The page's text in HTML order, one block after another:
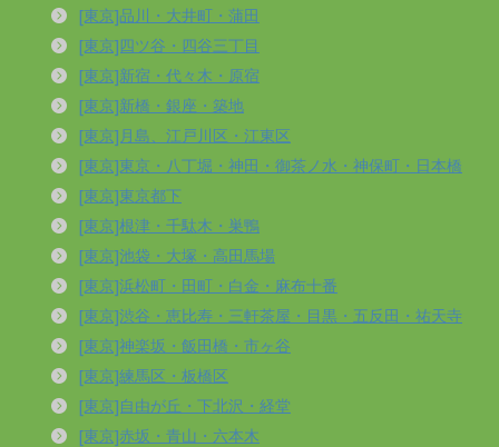
[東京]品川・大井町・蒲田
[東京]四ツ谷・四谷三丁目
[東京]新宿・代々木・原宿
[東京]新橋・銀座・築地
[東京]月島、江戸川区・江東区
[東京]東京・八丁堀・神田・御茶ノ水・神保町・日本橋
[東京]東京都下
[東京]根津・千駄木・巣鴨
[東京]池袋・大塚・高田馬場
[東京]浜松町・田町・白金・麻布十番
[東京]渋谷・恵比寿・三軒茶屋・目黒・五反田・祐天寺
[東京]神楽坂・飯田橋・市ヶ谷
[東京]練馬区・板橋区
[東京]自由が丘・下北沢・経堂
[東京]赤坂・青山・六本木